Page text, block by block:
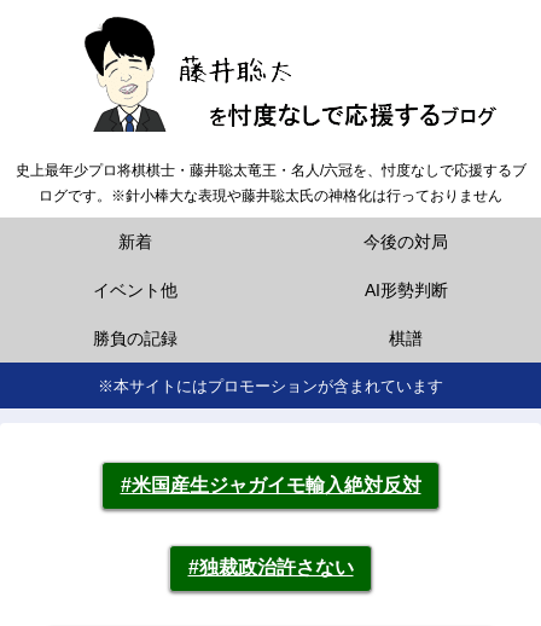
史上最年少プロ将棋棋士・藤井聡太竜王・名人/六冠を、忖度なしで応援するブ
ログです。※針小棒大な表現や藤井聡太氏の神格化は行っておりません
新着 今後の対局
イベント他 AI形勢判断
勝負の記録 棋譜
※本サイトにはプロモーションが含まれています
#米国産生ジャガイモ輸入絶対反対
#独裁政治許さない